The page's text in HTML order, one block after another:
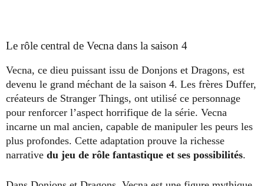
Le rôle central de Vecna dans la saison 4
Vecna, ce dieu puissant issu de Donjons et Dragons, est
devenu le grand méchant de la saison 4. Les frères Duffer,
créateurs de Stranger Things, ont utilisé ce personnage
pour renforcer l’aspect horrifique de la série. Vecna
incarne un mal ancien, capable de manipuler les peurs les
plus profondes. Cette adaptation prouve la richesse
narrative du jeu de rôle fantastique et ses possibilités.